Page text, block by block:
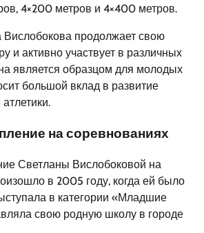
4×200 метров и 4×400 метров.
продолжает свою
и активно участвует в различных
является образцом для молодых
большой вклад в развитие
на соревнованиях
Светланы Вислобоковой на
в 2005 году, когда ей было
в категории «Младшие
свою родную школу в городе